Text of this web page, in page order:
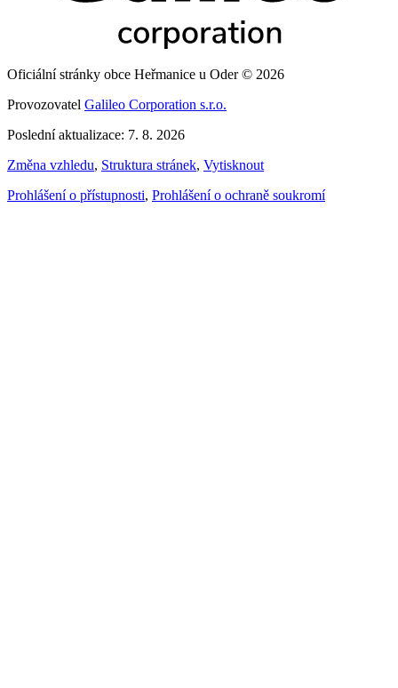
Oficiální stránky obce Heřmanice u Oder © 2026
Provozovatel Galileo Corporation s.r.o.
Poslední aktualizace: 7. 8. 2026
Změna vzhledu, Struktura stránek, Vytisknout
Prohlášení o přístupnosti, Prohlášení o ochraně soukromí